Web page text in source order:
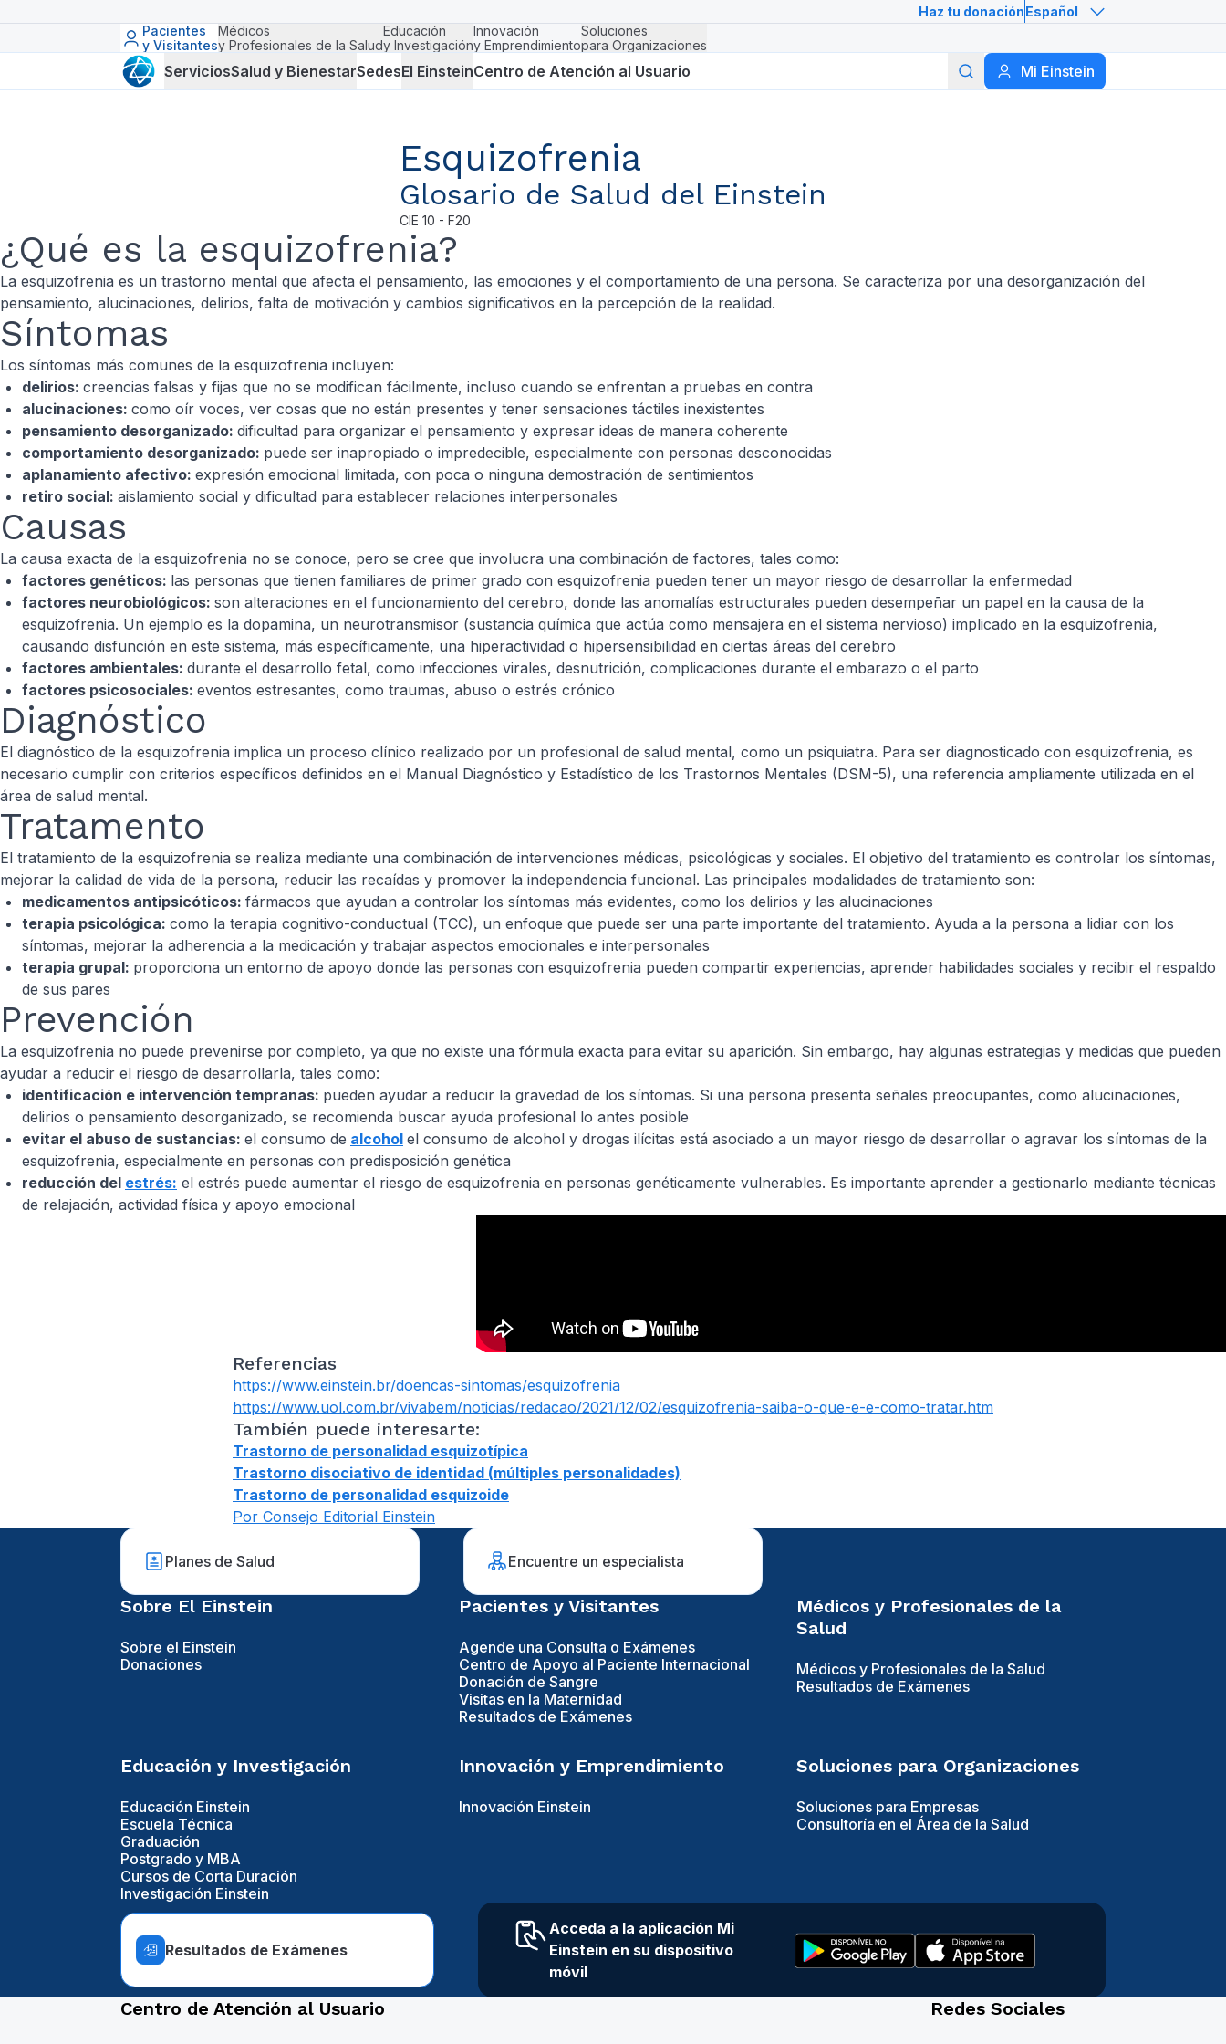
Haz tu donaciónEspañol
Pacientes
y Visitantes
Médicos
y Profesionales de la Salud
Educación
y Investigación
Innovación
y Emprendimiento
Soluciones
para Organizaciones
ServiciosSalud y BienestarSedesEl EinsteinCentro de Atención al Usuario Mi Einstein
Buscar
Esquizofrenia
Glosario de Salud del Einstein
CIE 10 - F20
¿Qué es la esquizofrenia?
La esquizofrenia es un trastorno mental que afecta el pensamiento, las emociones y el comportamiento de una persona. Se caracteriza por una desorganización del
pensamiento, alucinaciones, delirios, falta de motivación y cambios significativos en la percepción de la realidad.
Síntomas
Los síntomas más comunes de la esquizofrenia incluyen:
delirios: creencias falsas y fijas que no se modifican fácilmente, incluso cuando se enfrentan a pruebas en contra
alucinaciones: como oír voces, ver cosas que no están presentes y tener sensaciones táctiles inexistentes
pensamiento desorganizado: dificultad para organizar el pensamiento y expresar ideas de manera coherente
comportamiento desorganizado: puede ser inapropiado o impredecible, especialmente con personas desconocidas
aplanamiento afectivo: expresión emocional limitada, con poca o ninguna demostración de sentimientos
retiro social: aislamiento social y dificultad para establecer relaciones interpersonales
Causas
La causa exacta de la esquizofrenia no se conoce, pero se cree que involucra una combinación de factores, tales como:
factores genéticos: las personas que tienen familiares de primer grado con esquizofrenia pueden tener un mayor riesgo de desarrollar la enfermedad
factores neurobiológicos: son alteraciones en el funcionamiento del cerebro, donde las anomalías estructurales pueden desempeñar un papel en la causa de la
esquizofrenia. Un ejemplo es la dopamina, un neurotransmisor (sustancia química que actúa como mensajera en el sistema nervioso) implicado en la esquizofrenia,
causando disfunción en este sistema, más específicamente, una hiperactividad o hipersensibilidad en ciertas áreas del cerebro
factores ambientales: durante el desarrollo fetal, como infecciones virales, desnutrición, complicaciones durante el embarazo o el parto
factores psicosociales: eventos estresantes, como traumas, abuso o estrés crónico
Diagnóstico
El diagnóstico de la esquizofrenia implica un proceso clínico realizado por un profesional de salud mental, como un psiquiatra. Para ser diagnosticado con esquizofrenia, es
necesario cumplir con criterios específicos definidos en el Manual Diagnóstico y Estadístico de los Trastornos Mentales (DSM-5), una referencia ampliamente utilizada en el
área de salud mental.
Tratamento
El tratamiento de la esquizofrenia se realiza mediante una combinación de intervenciones médicas, psicológicas y sociales. El objetivo del tratamiento es controlar los síntomas,
mejorar la calidad de vida de la persona, reducir las recaídas y promover la independencia funcional. Las principales modalidades de tratamiento son:
medicamentos antipsicóticos: fármacos que ayudan a controlar los síntomas más evidentes, como los delirios y las alucinaciones
terapia psicológica: como la terapia cognitivo-conductual (TCC), un enfoque que puede ser una parte importante del tratamiento. Ayuda a la persona a lidiar con los
síntomas, mejorar la adherencia a la medicación y trabajar aspectos emocionales e interpersonales
terapia grupal: proporciona un entorno de apoyo donde las personas con esquizofrenia pueden compartir experiencias, aprender habilidades sociales y recibir el respaldo
de sus pares
Prevención
La esquizofrenia no puede prevenirse por completo, ya que no existe una fórmula exacta para evitar su aparición. Sin embargo, hay algunas estrategias y medidas que pueden
ayudar a reducir el riesgo de desarrollarla, tales como:
identificación e intervención tempranas: pueden ayudar a reducir la gravedad de los síntomas. Si una persona presenta señales preocupantes, como alucinaciones,
delirios o pensamiento desorganizado, se recomienda buscar ayuda profesional lo antes posible
evitar el abuso de sustancias: el consumo de alcohol el consumo de alcohol y drogas ilícitas está asociado a un mayor riesgo de desarrollar o agravar los síntomas de la
esquizofrenia, especialmente en personas con predisposición genética
reducción del estrés: el estrés puede aumentar el riesgo de esquizofrenia en personas genéticamente vulnerables. Es importante aprender a gestionarlo mediante técnicas
de relajación, actividad física y apoyo emocional
Referencias
https://www.einstein.br/doencas-sintomas/esquizofrenia
https://www.uol.com.br/vivabem/noticias/redacao/2021/12/02/esquizofrenia-saiba-o-que-e-e-como-tratar.htm
También puede interesarte:
Trastorno de personalidad esquizotípica
Trastorno disociativo de identidad (múltiples personalidades)
Trastorno de personalidad esquizoide
Por Consejo Editorial Einstein
Planes de Salud Encuentre un especialista
Sobre El Einstein
Sobre el Einstein
Donaciones
Pacientes y Visitantes
Agende una Consulta o Exámenes
Centro de Apoyo al Paciente Internacional
Donación de Sangre
Visitas en la Maternidad
Resultados de Exámenes
Médicos y Profesionales de la
Salud
Médicos y Profesionales de la Salud
Resultados de Exámenes
Educación y Investigación
Educación Einstein
Escuela Técnica
Graduación
Postgrado y MBA
Cursos de Corta Duración
Investigación Einstein
Innovación y Emprendimiento
Innovación Einstein
Soluciones para Organizaciones
Soluciones para Empresas
Consultoría en el Área de la Salud
Resultados de Exámenes
Acceda a la aplicación Mi
Einstein en su dispositivo
móvil
Centro de Atención al Usuario Redes Sociales